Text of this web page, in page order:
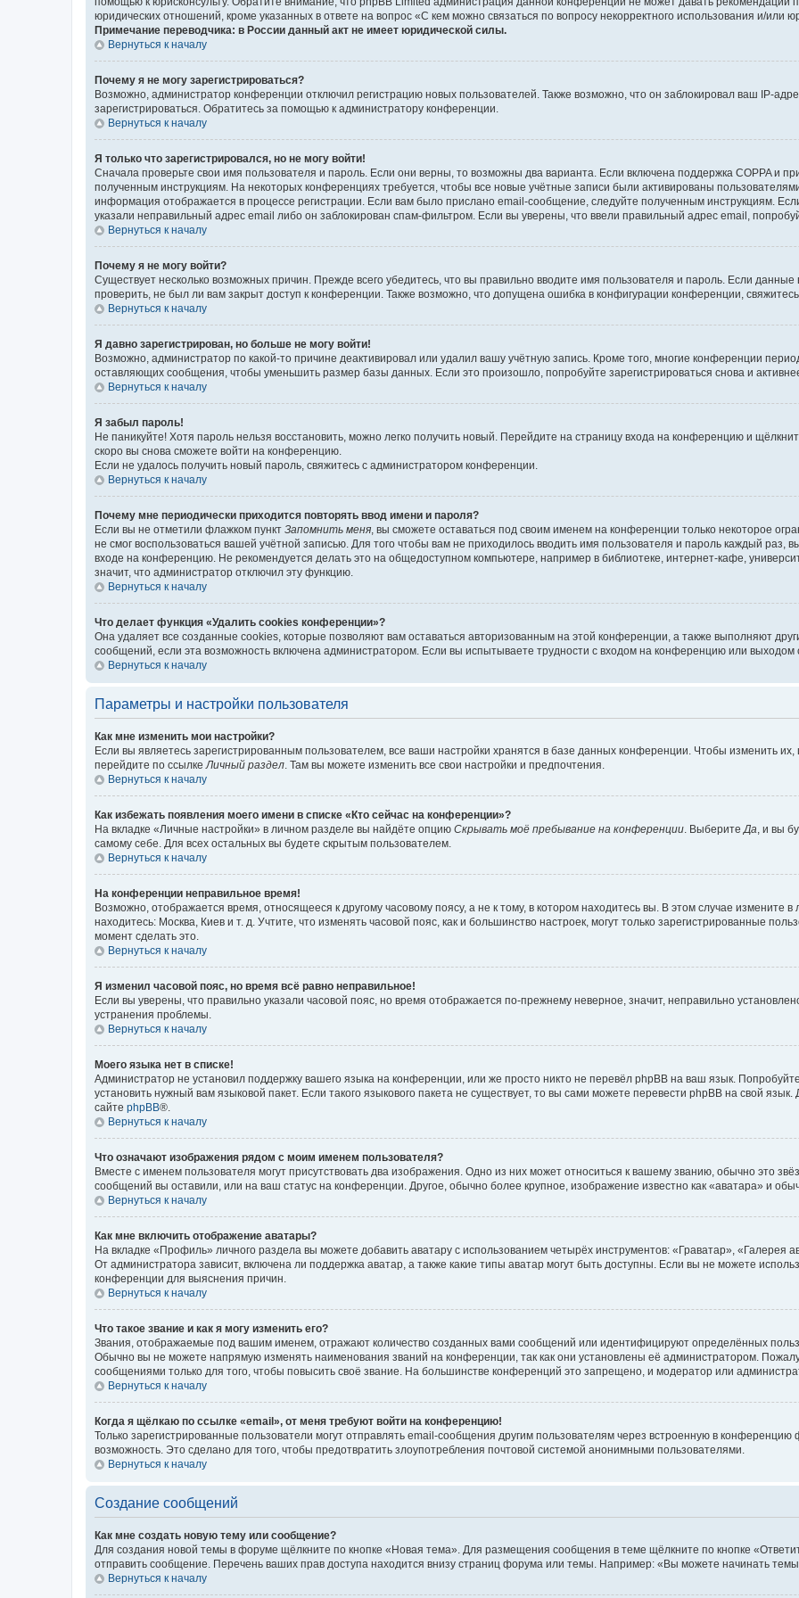
юридических отношений, кроме указанных в ответе на вопрос «С кем можно связаться по вопросу некорректного использования и/или
Примечание переводчика: в России данный акт не имеет юридической силы.
Вернуться к началу
Почему я не могу зарегистрироваться?
Возможно, администратор конференции отключил регистрацию новых пользователей. Также возможно, что он заблокировал ваш IP-
зарегистрироваться. Обратитесь за помощью к администратору конференции.
Вернуться к началу
Я только что зарегистрировался, но не могу войти!
Сначала проверьте свои имя пользователя и пароль. Если они верны, то возможны два варианта. Если включена поддержка COPPA и
полученным инструкциям. На некоторых конференциях требуется, чтобы все новые учётные записи были активированы
информация отображается в процессе регистрации. Если вам было прислано email-сообщение, следуйте полученным инструкциям.
указали неправильный адрес email либо он заблокирован спам-фильтром. Если вы уверены, что ввели правильный адрес email,
Вернуться к началу
Почему я не могу войти?
Существует несколько возможных причин. Прежде всего убедитесь, что вы правильно вводите имя пользователя и пароль. Если
проверить, не был ли вам закрыт доступ к конференции. Также возможно, что допущена ошибка в конфигурации конференции,
Вернуться к началу
Я давно зарегистрирован, но больше не могу войти!
Возможно, администратор по какой-то причине деактивировал или удалил вашу учётную запись. Кроме того, многие конференции
оставляющих сообщения, чтобы уменьшить размер базы данных. Если это произошло, попробуйте зарегистрироваться снова и активнее
Вернуться к началу
Я забыл пароль!
Не паникуйте! Хотя пароль нельзя восстановить, можно легко получить новый. Перейдите на страницу входа на конференцию и
скоро вы снова сможете войти на конференцию.
Если не удалось получить новый пароль, свяжитесь с администратором конференции.
Вернуться к началу
Почему мне периодически приходится повторять ввод имени и пароля?
Если вы не отметили флажком пункт Запомнить меня, вы сможете оставаться под своим именем на конференции только некоторое
не смог воспользоваться вашей учётной записью. Для того чтобы вам не приходилось вводить имя пользователя и пароль каждый раз,
входе на конференцию. Не рекомендуется делать это на общедоступном компьютере, например в библиотеке, интернет-кафе,
значит, что администратор отключил эту функцию.
Вернуться к началу
Что делает функция «Удалить cookies конференции»?
Она удаляет все созданные cookies, которые позволяют вам оставаться авторизованным на этой конференции, а также выполняют
сообщений, если эта возможность включена администратором. Если вы испытываете трудности с входом на конференцию или
Вернуться к началу
Параметры и настройки пользователя
Как мне изменить мои настройки?
Если вы являетесь зарегистрированным пользователем, все ваши настройки хранятся в базе данных конференции. Чтобы изменить
перейдите по ссылкеЛичный раздел. Там вы можете изменить все свои настройки и предпочтения.
Вернуться к началу
Как избежать появления моего имени в списке «Кто сейчас на конференции»?
На вкладке «Личные настройки» в личном разделе вы найдёте опцию Скрывать моё пребывание на конференции. ВыберитеДа, и вы
самому себе. Для всех остальных вы будете скрытым пользователем.
Вернуться к началу
На конференции неправильное время!
Возможно, отображается время, относящееся к другому часовому поясу, а не к тому, в котором находитесь вы. В этом случае измените
находитесь: Москва, Киев и т. д. Учтите, что изменять часовой пояс, как и большинство настроек, могут только зарегистрированные
момент сделать это.
Вернуться к началу
Я изменил часовой пояс, но время всё равно неправильное!
Если вы уверены, что правильно указали часовой пояс, но время отображается по-прежнему неверное, значит, неправильно
устранения проблемы.
Вернуться к началу
Моего языка нет в списке!
Администратор не установил поддержку вашего языка на конференции, или же просто никто не перевёл phpBB на ваш язык.
установить нужный вам языковой пакет. Если такого языкового пакета не существует, то вы сами можете перевести phpBB на свой
сайте phpBB®.
Вернуться к началу
Что означают изображения рядом с моим именем пользователя?
Вместе с именем пользователя могут присутствовать два изображения. Одно из них может относиться к вашему званию, обычно это
сообщений вы оставили, или на ваш статус на конференции. Другое, обычно более крупное, изображение известно как «аватара» и
Вернуться к началу
Как мне включить отображение аватары?
На вкладке «Профиль» личного раздела вы можете добавить аватару с использованием четырёх инструментов: «Граватар», «Галерея
От администратора зависит, включена ли поддержка аватар, а также какие типы аватар могут быть доступны. Если вы не можете
конференции для выяснения причин.
Вернуться к началу
Что такое звание и как я могу изменить его?
Звания, отображаемые под вашим именем, отражают количество созданных вами сообщений или идентифицируют определённых
Обычно вы не можете напрямую изменять наименования званий на конференции, так как они установлены её администратором.
сообщениями только для того, чтобы повысить своё звание. На большинстве конференций это запрещено, и модератор или
Вернуться к началу
Когда я щёлкаю по ссылке «email», от меня требуют войти на конференцию!
Только зарегистрированные пользователи могут отправлять email-сообщения другим пользователям через встроенную в
возможность. Это сделано для того, чтобы предотвратить злоупотребления почтовой системой анонимными пользователями.
Вернуться к началу
Создание сообщений
Как мне создать новую тему или сообщение?
Для создания новой темы в форуме щёлкните по кнопке «Новая тема». Для размещения сообщения в теме щёлкните по кнопке
отправить сообщение. Перечень ваших прав доступа находится внизу страниц форума или темы. Например: «Вы можете начинать
Вернуться к началу